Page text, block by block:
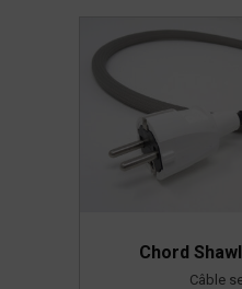
Chord
Câble